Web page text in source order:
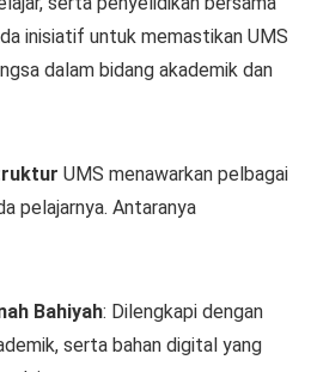
inisiatif untuk memastikan UMS
dalam bidang akademik dan
UMS menawarkan pelbagai
pelajarnya. Antaranya
Bahiyah: Dilengkapi dengan
serta bahan digital yang